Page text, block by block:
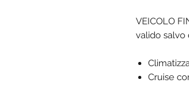
VEICOLO
valido salvo
Cruise